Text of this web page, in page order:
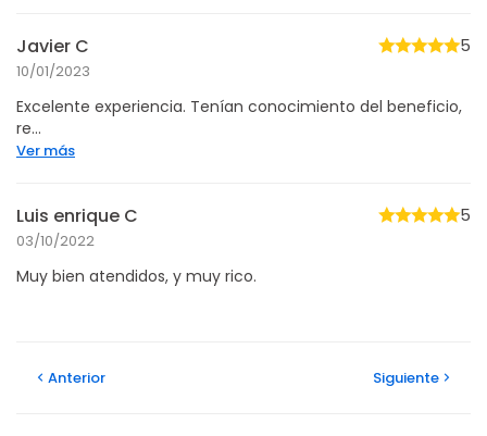
Javier C
10/01/2023
5
Excelente experiencia. Tenían conocimiento del beneficio,
re...
Ver más
Luis enrique C
03/10/2022
5
Muy bien atendidos, y muy rico.
Anterior Siguiente